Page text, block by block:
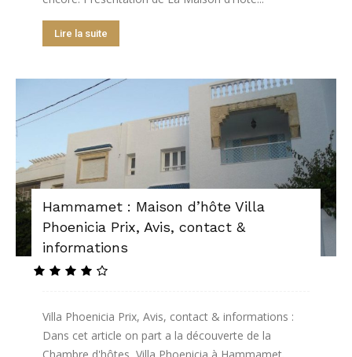
Lire la suite
Hammamet : Maison d’hôte Villa
Phoenicia Prix, Avis, contact &
informations
Villa Phoenicia Prix, Avis, contact & informations :
Dans cet article on part a la découverte de la